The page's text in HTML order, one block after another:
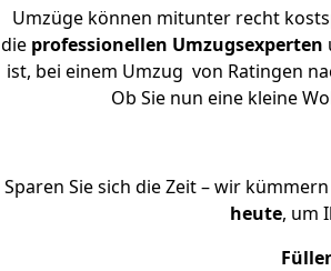
Umzüge können mitunter recht
die professionellen Umzugsexperten
ist, bei einem Umzug von Ratingen
Ob Sie nun eine kleine
Sparen Sie sich die Zeit – wir
heute, um